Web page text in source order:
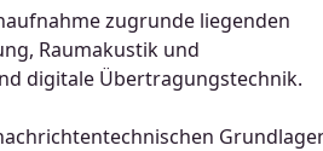
zugrunde liegenden
Raumakustik und
digitale Übertragungstechnik.